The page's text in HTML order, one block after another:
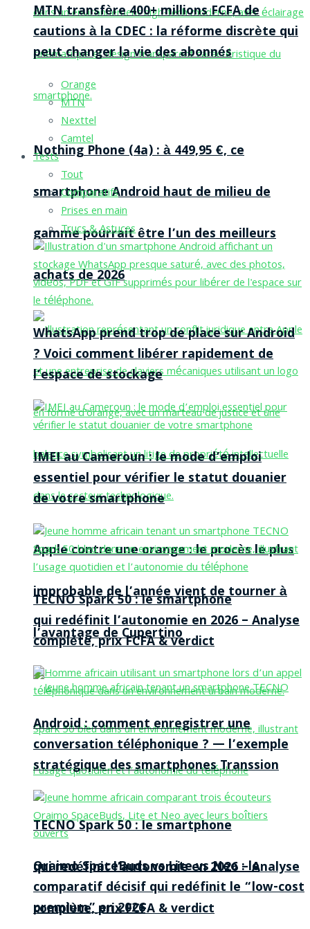
Nothing Phone (4a) : à 449,95 €, ce
smartphone Android haut de milieu de
gamme pourrait être l’un des meilleurs
achats de 2026
Apple contre une orange : le procès le plus
improbable de l’année vient de tourner à
l’avantage de Cupertino
TECNO Spark 50 : le smartphone
qui redéfinit l’autonomie en 2026 – Analyse
complète, prix FCFA & verdict
MTN transfère 400+ millions FCFA de
cautions à la CDEC : la réforme discrète qui
peut changer la vie des abonnés
Orange
MTN
Nexttel
Camtel
Tests
Tout
Comparatifs
Prises en main
Trucs & Astuces
WhatsApp prend trop de place sur Android
? Voici comment libérer rapidement de
l’espace de stockage
IMEI au Cameroun : le mode d’emploi
essentiel pour vérifier le statut douanier
de votre smartphone
TECNO Spark 50 : le smartphone
qui redéfinit l’autonomie en 2026 – Analyse
complète, prix FCFA & verdict
Android : comment enregistrer une
conversation téléphonique ? — l’exemple
stratégique des smartphones Transsion
Oraimo SpaceBuds vs Lite vs Neo : le
comparatif décisif qui redéfinit le “low-cost
premium” en 2026